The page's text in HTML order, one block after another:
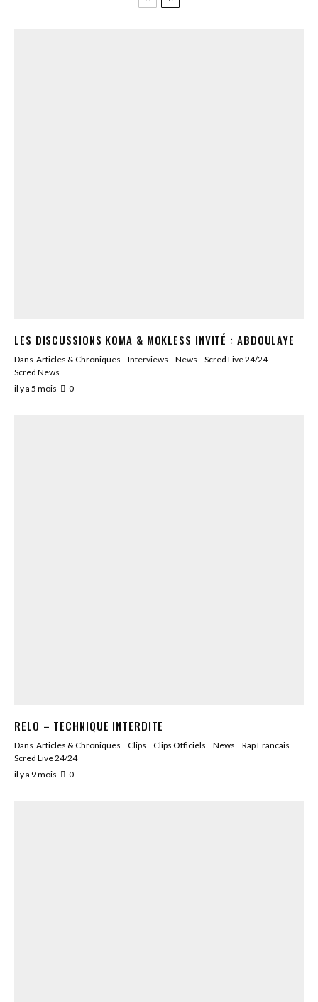
LES DISCUSSIONS KOMA & MOKLESS INVITÉ : ABDOULAYE
Dans Articles & Chroniques Interviews News
Scred Live 24/24
Scred News
il y a 5 mois
0
RELO – TECHNIQUE INTERDITE
Dans Articles & Chroniques Clips Clips Officiels News
Rap Francais
Scred Live 24/24
il y a 9 mois
0